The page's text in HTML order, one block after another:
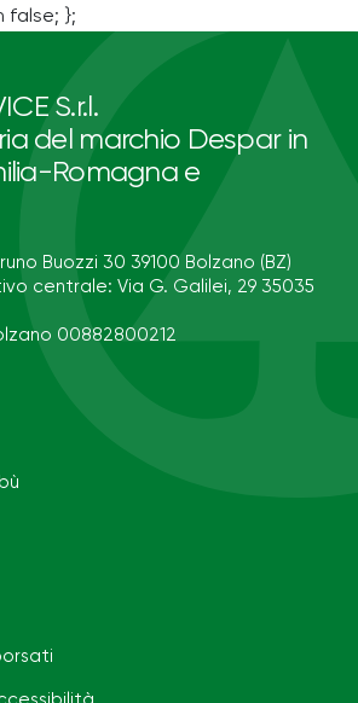
false; };
S.r.l.
del marchio Despar in
Romagna e
Buozzi 30 39100 Bolzano (BZ)
centrale: Via G. Galilei, 29 35035
00882800212